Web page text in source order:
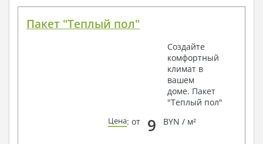
Пакет "Теплый пол"
Создайте
комфортный
климат в
вашем
доме. Пакет
"Теплый пол"
Цена: от 9 BYN / м²